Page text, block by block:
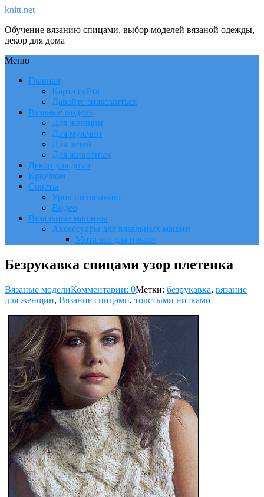
knitt.net
Обучение вязанию спицами, выбор моделей вязаной одежды,
декор для дома
Меню
Главная
Карта сайта
Давайте знакомиться
Вязаные модели
Для женщин
Для мужчин
Для детей
Для животных
Декор для дома
Крючком
Советы
Урок по вязанию
Видео
Вязальные машины
Аксессуары для вязальных машин
Моталки для пряжи
Безрукавка спицами узор плетенка
Вязаные моделиКомментарии: 0Метки: безрукавка, вязание
для женщин, Вязание спицами, толстыми нитками